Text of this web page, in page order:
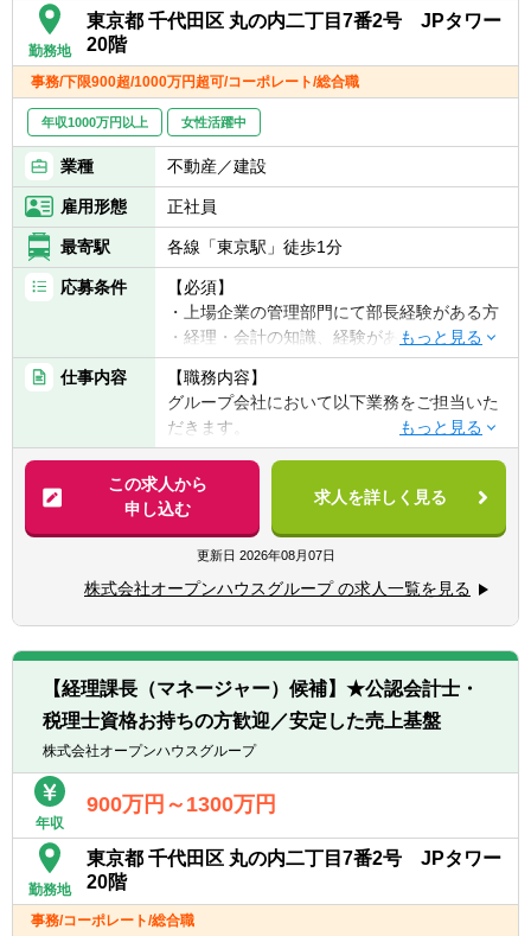
持つ専門家同士で高め合うことができる組織
です。
を軽減する一方で、繁忙期以外は対面でのコ
ミュニケーションの深化を積極的に推奨して
います。
■IRや法務・人事部門、事業部門との連携・
協働も多く、会計以外の知見を高める機会も
豊富にあります
【キャリアパス】
■経営に役立つ唯一無二の専門家としてさら
に上位のエキスパート職を目指す
■高度の会計専門性と組織マネジメント能力
を兼ね備えることで組織責任者を目指す
■会計専門性に加え、事業経営に対する深い
知見、英語コミュニケーション能力を兼ね備
えることで海外の経理責任者を目指す
【募集背景】
え、さらなる成長に向けて、国内外のM&A戦
略を積極的に推進しています。
多数の案件持ち込みがある中、成長戦略を加
速させるべく、M&A・投資実行チームの陣容
拡大が急務となっています。
投資案件サイズは数百億円から1000億円規模
までを想定しており、4000億円超の潤沢な手
元資金を背景に、また意思決定の速いオーナ
ー企業であるという強みも活かしながら、ス
ピード感を持って案件を推進できます。
案件は国内外問わず、ソーシングからクロー
ジングまでの一連のプロセスを担当するた
め、
M&A業務の幅広いフェーズに携わることがで
き、非常にやりがいのある環境です。
・「東証プライム上場企業の安心感」と「ベ
ンチャー企業の成長性」を兼ね備える会社
…同社は東証プライム上場企業の安定性や労
働環境と、圧倒的な成長を同時に実現してい
ます。
大手企業とベンチャー企業の良いところを兼
・キャリアアップのチャンス
…圧倒的な成長率を誇る当社では、会社の成
長とともに様々なキャリア機会が生まれてお
り、やる気と実力次第で様々な業務経験を積
勤務地
東京都 千代田区 丸の内二丁目7番2号 JPタワー
20階
事務/下限900超/1000万円超可/コーポレート/総合職
年収1000万円以上 女性活躍中
業種 不動産／建設
雇用形態 正社員
最寄駅 各線「東京駅」徒歩1分
応募条件
【必須】
・上場企業の管理部門にて部長経験がある方
・経理・会計の知識、経験がある方
【歓迎】
・公認会計士、税理士、これらに相当する知
識、経験
仕事内容
【職務内容】
グループ会社において以下業務をご担当いた
だきます。
弊社では大小さまざまな規模の子会社がある
ため適性等も踏まえながらお任せする会社を
決定します。
【具体的には】
・計数管理（予算作成/実績管理、計数管理の
高度化、会計方針の検討）
・財務戦略（調達方針の検討、リスク管理、
財務指標管理）
・税務（タックスプランニングの策定・実
行、高度な論点や改正対応方針の策定）
・PMIのガバナンス構築
・システム導入
【募集背景】
1,300億円、
し、成長を続けています。
事業拡大の中で経営管理、関係会社管理の重
この求人から
申し込む
求人を詳しく見る
更新日 2026年08月07日
株式会社オープンハウスグループ の求人一覧を見る
【経理課長（マネージャー）候補】★公認会計士・
税理士資格お持ちの方歓迎／安定した売上基盤
株式会社オープンハウスグループ
年収
900万円～1300万円
勤務地
東京都 千代田区 丸の内二丁目7番2号 JPタワー
20階
事務/コーポレート/総合職